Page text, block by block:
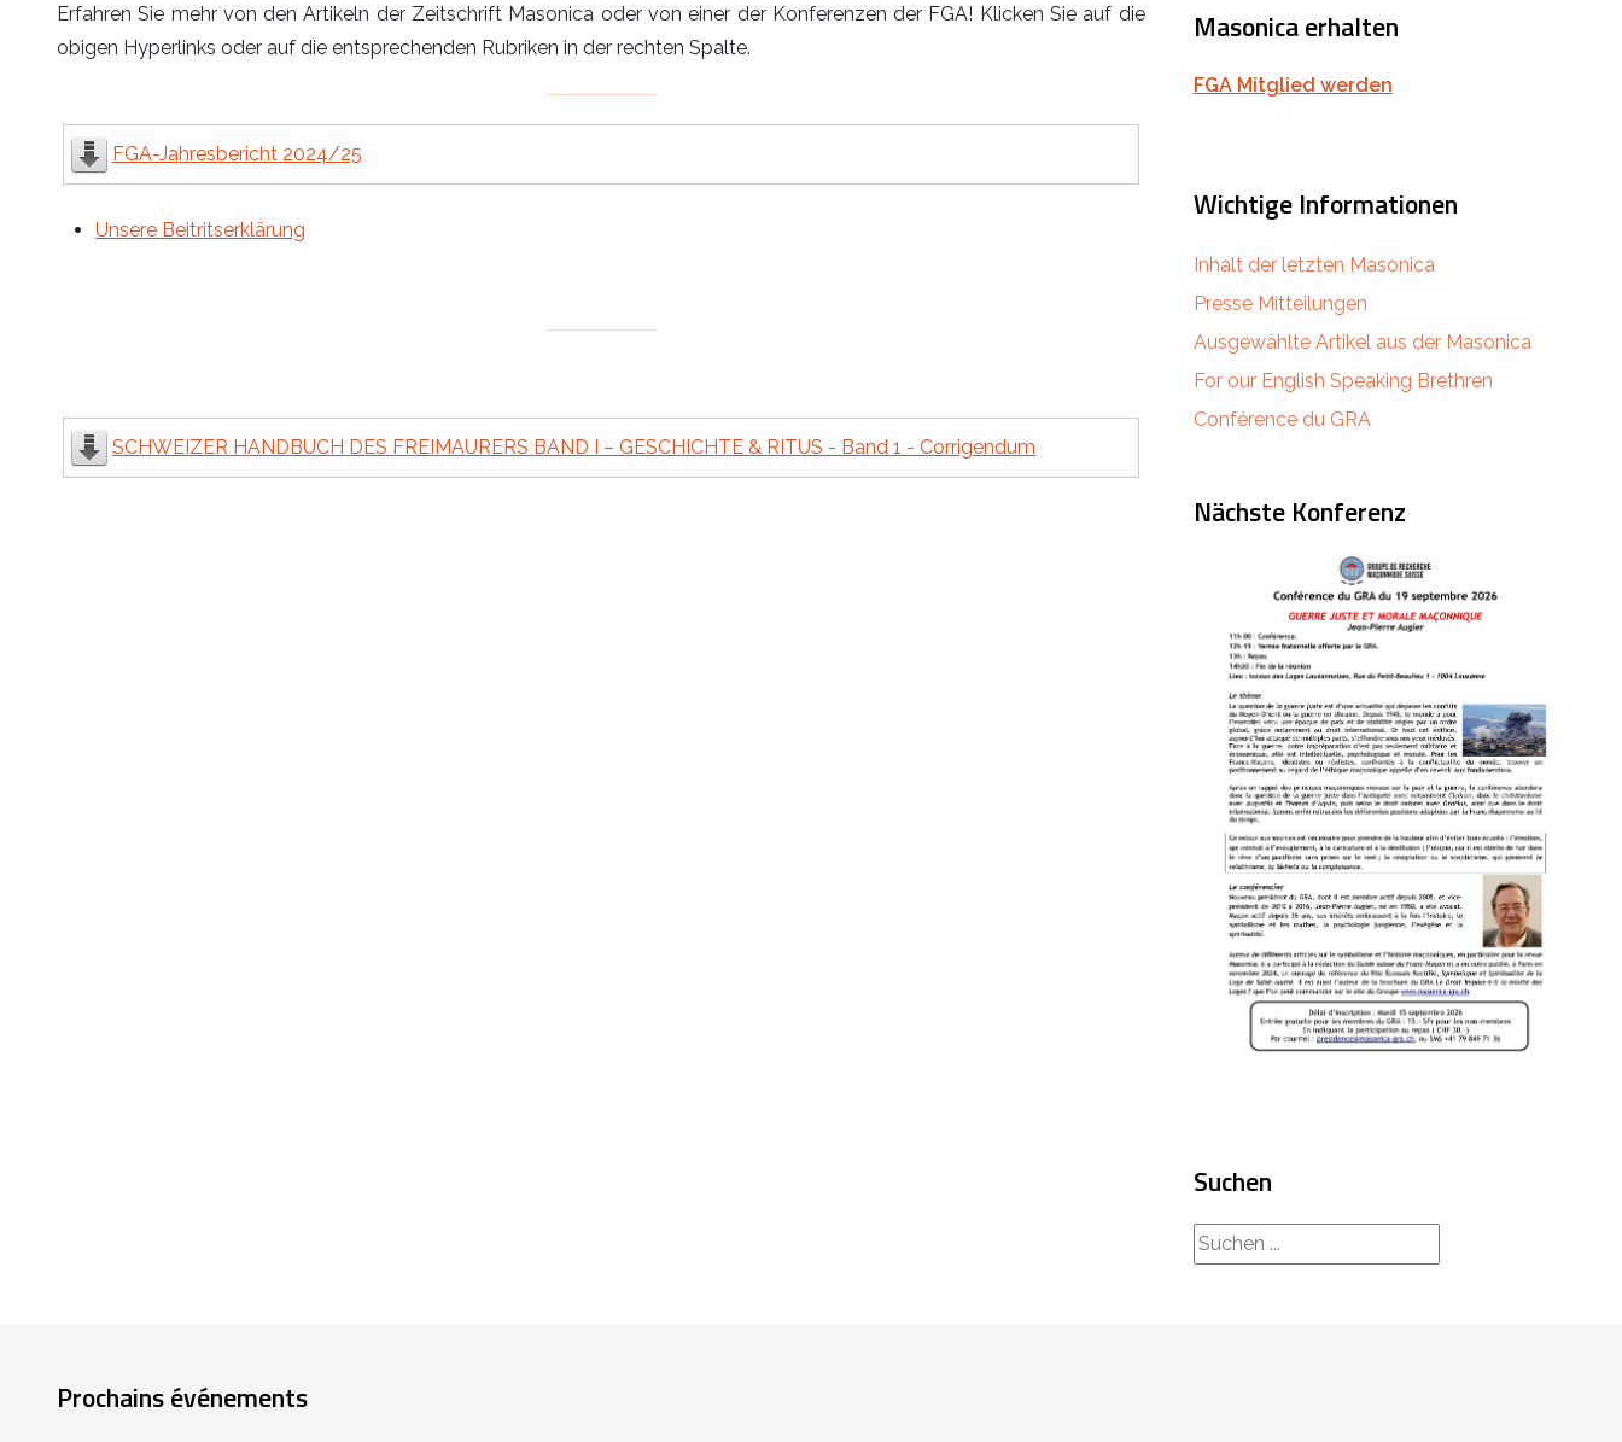
Masonica erhalten
FGA Mitglied werden
Wichtige Informationen
Inhalt der letzten Masonica
Presse Mitteilungen
Ausgewählte Artikel aus der Masonica
For our English Speaking Brethren
Conférence du GRA
Nächste Konferenz
Suchen
rechercher...
Erfahren Sie mehr von den Artikeln der Zeitschrift Masonica oder von einer der Konferenzen der FGA! Klicken Sie auf die
obigen Hyperlinks oder auf die entsprechenden Rubriken in der rechten Spalte.
FGA-Jahresbericht 2024/25
Unsere Beitritserklärung
SCHWEIZER HANDBUCH DES FREIMAURERS BAND I – GESCHICHTE & RITUS - Band 1 - Corrigendum
Prochains événements